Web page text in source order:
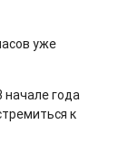
уже
начале года
к